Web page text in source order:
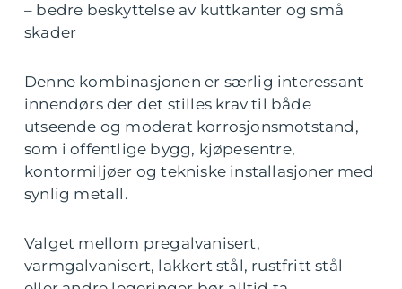
– bedre beskyttelse av kuttkanter og små
skader
Denne kombinasjonen er særlig interessant
innendørs der det stilles krav til både
utseende og moderat korrosjonsmotstand,
som i offentlige bygg, kjøpesentre,
kontormiljøer og tekniske installasjoner med
synlig metall.
Valget mellom pregalvanisert,
varmgalvanisert, lakkert stål, rustfritt stål